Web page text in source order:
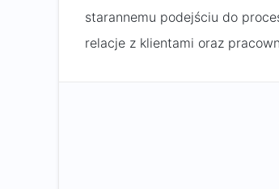
starannemu podejściu do
relacje z klientami oraz